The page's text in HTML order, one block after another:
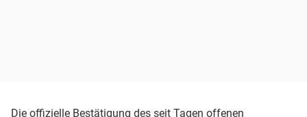
Die offizielle Bestätigung des seit Tagen offenen